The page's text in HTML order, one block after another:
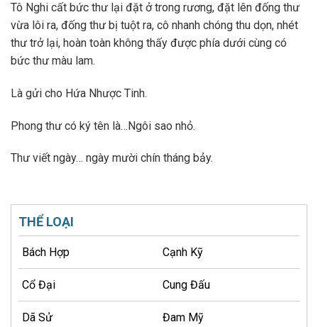
Tô Nghi cất bức thư lại đặt ở trong rương, đặt lên đống thư
vừa lôi ra, đống thư bị tuột ra, cô nhanh chóng thu dọn, nhét
thư trở lại, hoàn toàn không thấy được phía dưới cùng có
bức thư màu lam.
Là gửi cho Hứa Nhược Tinh.
Phong thư có ký tên là…Ngôi sao nhỏ.
Thư viết ngày… ngày mười chín tháng bảy.
THỂ LOẠI
Bách Hợp Cạnh Kỹ
Cổ Đại Cung Đấu
Dã Sử Đam Mỹ